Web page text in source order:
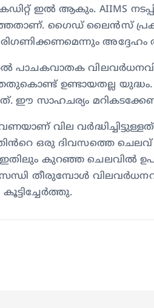
ഇൽ ആകും. AIIMS
ഗൈഡ് ലൈൻസ്
അദ്ദേഹം
പാചകവാതക
ഉണ്ടായതല്ല
ഈ സാഹചര്യം
വില
ഒരു ദിവസത്തെ ചെലവ്
കുറഞ്ഞ ചെലവിൽ
തീരുമ്പോൾ